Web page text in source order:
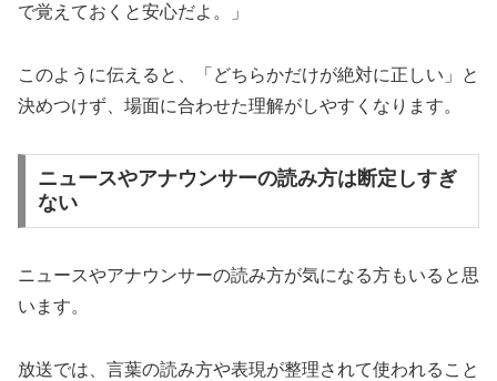
で覚えておくと安心だよ。」
このように伝えると、「どちらかだけが絶対に正しい」と
決めつけず、場面に合わせた理解がしやすくなります。
ニュースやアナウンサーの読み方は断定しすぎ
ない
ニュースやアナウンサーの読み方が気になる方もいると思
います。
放送では、言葉の読み方や表現が整理されて使われること